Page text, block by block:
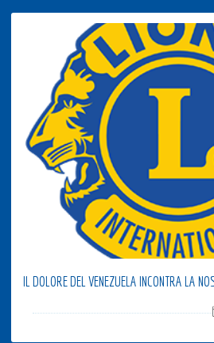
IL DOLORE DEL VENEZUELA INCONTRA LA